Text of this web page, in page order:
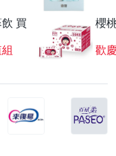
買
櫻
歡